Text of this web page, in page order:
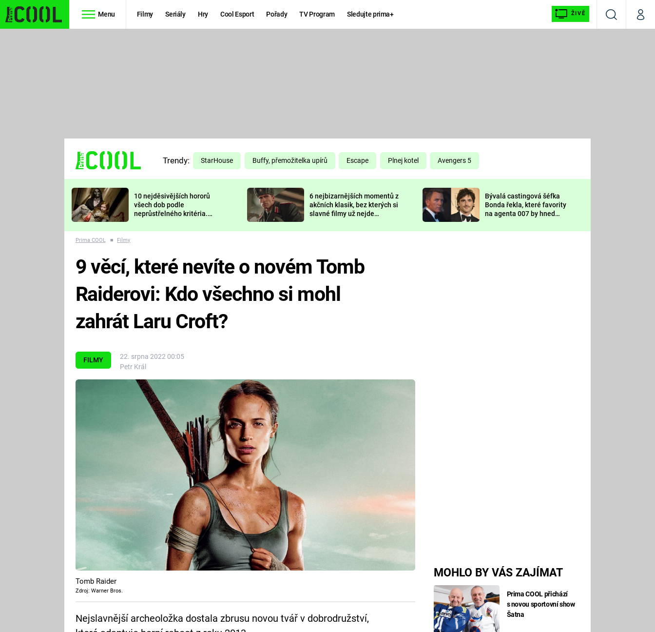
Menu Filmy Seriály Hry Cool Esport Pořady TV Program Sledujte prima+ ŽIVĚ
VyhledáváníMůj
TŘESKU
FUTURAMA
PREDÁTOR
DELIVERANCE
KOMEDIE
CHUCK
NORRIS
DEADPOOL
Prima LAJK
Sledujte nás
Trendy: StarHouse Buffy, přemožitelka upírů Escape Plnej kotel Avengers 5
10 nejděsivějších hororů
všech dob podle
neprůstřelného kritéria.
nejvíc zvednou tep?
6 nejbizarnějších momentů z
akčních klasik, bez kterých si
slavné filmy už nejde
Bývalá castingová šéfka
Bonda řekla, které favority
na agenta 007 by hned
Prima COOL ■ Filmy
FILMY
22. srpna 2022 00:05
Petr Král
MOHLO BY VÁS ZAJÍMAT
Prima COOL přichází
s novou sportovní show
Šatna
9 věcí, které nevíte o novém Tomb
Raiderovi: Kdo všechno si mohl
zahrát Laru Croft?
Tomb Raider
Zdroj: Warner Bros.
Nejslavnější archeoložka dostala zbrusu novou tvář v dobrodružství,